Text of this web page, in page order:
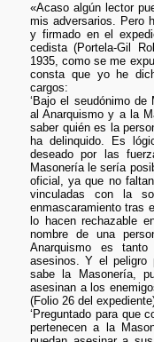
«Acaso algún lector
mis adversarios. Pero
y firmado en el
cedista (Portela-Gil
1935, como se me
consta que yo he
cargos:
‘Bajo el seudónimo
al Anarquismo y a la
saber quién es la
ha delinquido. Es
deseado por las
Masonería le sería
oficial, ya que no
vinculadas con la
enmascaramiento tras
lo hacen rechazable
nombre de una
Anarquismo es
asesinos. Y el peligro
sabe la Masonería,
asesinan a los
(Folio 26 del
‘Preguntado para que
pertenecen a la